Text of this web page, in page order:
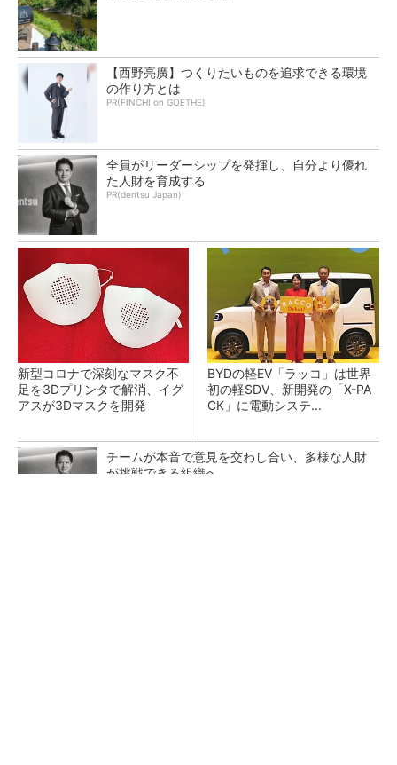
【西野亮廣】つくりたいものを追求できる環境
の作り方とは
PR(FINCHI on GOETHE)
全員がリーダーシップを発揮し、自分より優れ
た人財を育成する
PR(dentsu Japan)
新型コロナで深刻なマスク不
足を3Dプリンタで解消、イグ
アスが3Dマスクを開発
BYDの軽EV「ラッコ」は世界
初の軽SDV、新開発の「X-PA
CK」に電動システ...
チームが本音で意見を交わし合い、多様な人財
が挑戦できる組織へ